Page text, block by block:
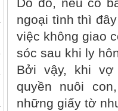
Do đó, nếu có
ngoại tình thì
việc không giao
sóc sau khi ly
Bởi vậy, khi vợ
quyền nuôi
những giấy tờ